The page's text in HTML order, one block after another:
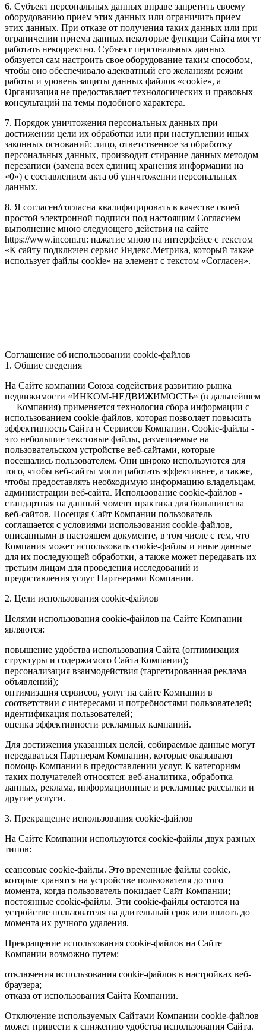
6. Субъект персональных данных вправе запретить своему
оборудованию прием этих данных или ограничить прием
этих данных. При отказе от получения таких данных или при
ограничении приема данных некоторые функции Сайта могут
работать некорректно. Субъект персональных данных
обязуется сам настроить свое оборудование таким способом,
чтобы оно обеспечивало адекватный его желаниям режим
работы и уровень защиты данных файлов «cookie», а
Организация не предоставляет технологических и правовых
консультаций на темы подобного характера.
7. Порядок уничтожения персональных данных при
достижении цели их обработки или при наступлении иных
законных оснований: лицо, ответственное за обработку
персональных данных, производит стирание данных методом
перезаписи (замена всех единиц хранения информации на
«0») с составлением акта об уничтожении персональных
данных.
8. Я согласен/согласна квалифицировать в качестве своей
простой электронной подписи под настоящим Согласием
выполнение мною следующего действия на сайте
https://www.incom.ru: нажатие мною на интерфейсе с текстом
«К сайту подключен сервис Яндекс.Метрика, который также
использует файлы cookie» на элемент с текстом «Согласен».
Соглашение об использовании cookie-файлов
1. Общие сведения
На Сайте компании Союза содействия развитию рынка
недвижимости «ИНКОМ-НЕДВИЖИМОСТЬ» (в дальнейшем
— Компания) применяется технология сбора информации с
использованием cookie-файлов, которая позволяет повысить
эффективность Сайта и Сервисов Компании. Сookie-файлы -
это небольшие текстовые файлы, размещаемые на
пользовательском устройстве веб-сайтами, которые
посещались пользователем. Они широко используются для
того, чтобы веб-сайты могли работать эффективнее, а также,
чтобы предоставлять необходимую информацию владельцам,
администрации веб-сайта. Использование cookie-файлов -
стандартная на данный момент практика для большинства
веб-сайтов. Посещая Сайт Компании пользователь
соглашается с условиями использования cookie-файлов,
описанными в настоящем документе, в том числе с тем, что
Компания может использовать cookie-файлы и иные данные
для их последующей обработки, а также может передавать их
третьим лицам для проведения исследований и
предоставления услуг Партнерами Компании.
2. Цели использования cookie-файлов
Целями использования cookie-файлов на Сайте Компании
являются:
повышение удобства использования Сайта (оптимизация
структуры и содержимого Сайта Компании);
персонализация взаимодействия (таргетированная реклама
объявлений);
оптимизация сервисов, услуг на сайте Компании в
соответствии с интересами и потребностями пользователей;
идентификация пользователей;
оценка эффективности рекламных кампаний.
Для достижения указанных целей, собираемые данные могут
передаваться Партнерам Компании, которые оказывают
помощь Компании в предоставлении услуг. К категориям
таких получателей относятся: веб-аналитика, обработка
данных, реклама, информационные и рекламные рассылки и
другие услуги.
3. Прекращение использования cookie-файлов
На Сайте Компании используются cookie-файлы двух разных
типов:
сеансовые cookie-файлы. Это временные файлы cookie,
которые хранятся на устройстве пользователя до того
момента, когда пользователь покидает Сайт Компании;
постоянные cookie-файлы. Эти cookie-файлы остаются на
устройстве пользователя на длительный срок или вплоть до
момента их ручного удаления.
Прекращение использования cookie-файлов на Сайте
Компании возможно путем:
отключения использования cookie-файлов в настройках веб-
браузера;
отказа от использования Сайта Компании.
Отключение используемых Сайтами Компании cookie-файлов
может привести к снижению удобства использования Сайта.